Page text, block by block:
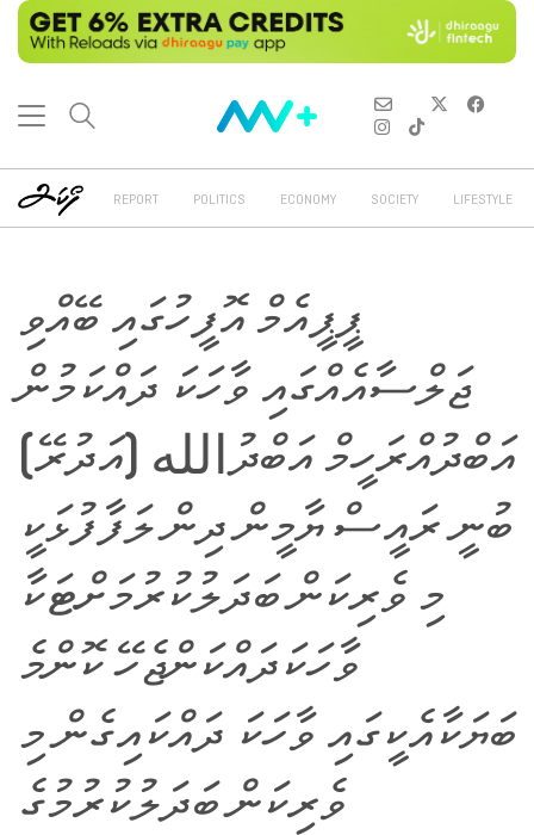
REPORT POLITICS ECONOMY SOCIETY LIFESTYLE
ޕީޕީއެމް އޮފީހުގައި ބޭއްވި
ޖަލްސާއެއްގައި ވާހަކަ ދައްކަމުން
އަބްދުއްރަހީމް އަބްދުالله (އަދުރޭ)
ބުނީ ރައީސް ޔާމީން ދިން ލަފާފުޅަކީ
މި ވެރިކަން ބަދަލުކުރުމަށްޓަކާ
ވާހަކަދައްކަންޖެހޭ ކޮންމެ
ބަޔަކާއެކީގައި ވާހަކަ ދައްކައިގެން މި
ވެރިކަން ބަދަލުކުރުމުގެ